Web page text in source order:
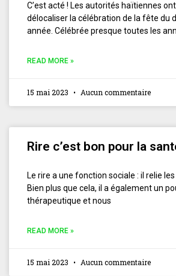
C’est acté ! Les autorités haïtiennes
délocaliser la célébration de la fête du
année. Célébrée presque toutes les
READ MORE »
15 mai 2023 Aucun commentaire
Rire c’est bon pour la
Le rire a une fonction sociale : il relie
Bien plus que cela, il a également un
thérapeutique et nous
READ MORE »
15 mai 2023 Aucun commentaire